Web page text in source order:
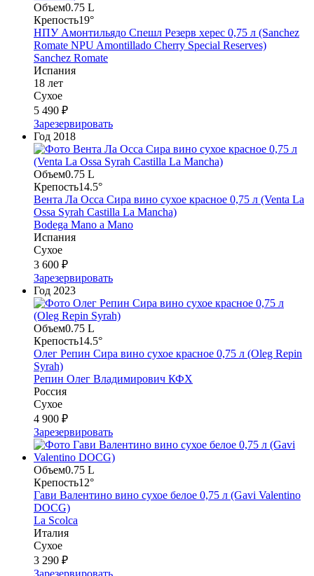
Объем0.75 L
Крепость19°
НПУ Амонтильядо Спешл Резерв херес 0,75 л (Sanchez
Romate NPU Amontillado Cherry Special Reserves)
Sanchez Romate
Испания
18 лет
Сухое
5 490 ₽
Зарезервировать
Год 2018
Объем0.75 L
Крепость14.5°
Вента Ла Осса Сира вино сухое красное 0,75 л (Venta La
Ossa Syrah Castilla La Mancha)
Bodega Mano a Mano
Испания
Сухое
3 600 ₽
Зарезервировать
Год 2023
Объем0.75 L
Крепость14.5°
Олег Репин Сира вино сухое красное 0,75 л (Oleg Repin
Syrah)
Репин Олег Владимирович КФХ
Россия
Сухое
4 900 ₽
Зарезервировать
Объем0.75 L
Крепость12°
Гави Валентино вино сухое белое 0,75 л (Gavi Valentino
DOCG)
La Scolca
Италия
Сухое
3 290 ₽
Зарезервировать